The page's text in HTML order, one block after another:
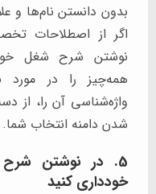
بدون دانستن نام‌ها و
اگر از اصطلاحات
نوشتن شرح شغل خود
همه‌چیز را در
واژه‌شناسی آن را، از
شدن دامنه انتخاب شما.
5. در نوشتن
خودداری کنید